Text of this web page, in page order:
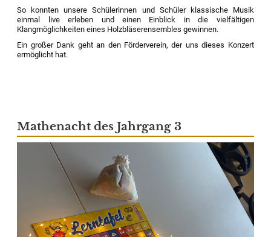
So konnten unsere Schülerinnen und Schüler klassische Musik
einmal live erleben und einen Einblick in die vielfältigen
Klangmöglichkeiten eines Holzbläserensembles gewinnen.
Ein großer Dank geht an den Förderverein, der uns dieses Konzert
ermöglicht hat.
Mathenacht des Jahrgang 3